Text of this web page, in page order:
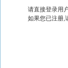
请直接登录用
如果您已注册,